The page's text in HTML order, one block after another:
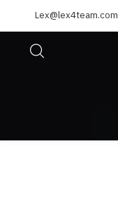
Lex@lex4team.com